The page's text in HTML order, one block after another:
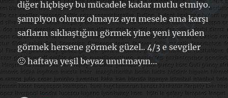
diğer hiçbişey bu mücadele kadar mutlu etmiyo.
şampiyon oluruz olmayız ayrı mesele ama karşı
safların sıklıaştığını görmek yine yeni yeniden
görmek hersene görmek güzel.. 4/3 e sevgiler
🙂 haftaya yeşil beyaz unutmayın…